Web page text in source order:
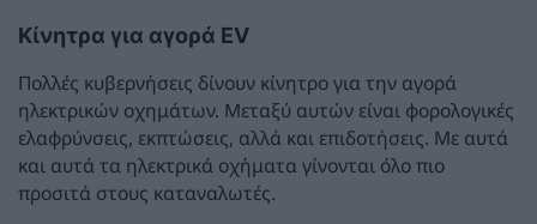
Κίνητρα για αγορά EV
Πολλές κυβερνήσεις δίνουν κίνητρο για την αγορά
ηλεκτρικών οχημάτων. Μεταξύ αυτών είναι φορολογικές
ελαφρύνσεις, εκπτώσεις, αλλά και επιδοτήσεις. Με αυτά
και αυτά τα ηλεκτρικά οχήματα γίνονται όλο πιο
προσιτά στους καταναλωτές.